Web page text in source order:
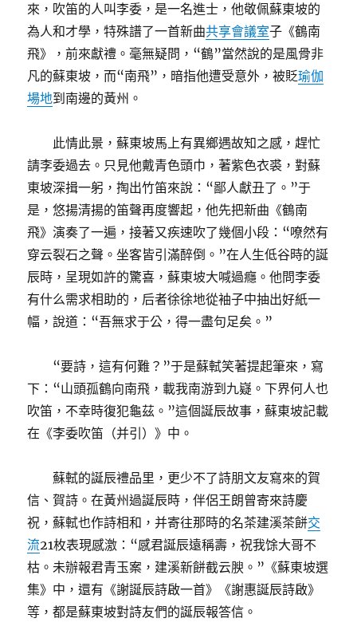
來，吹笛的人叫李委，是一名進士，他敬佩蘇東坡的
為人和才學，特殊譜了一首新曲共享會議室子《鶴南
飛》，前來獻禮。毫無疑問，“鶴”當然說的是風骨非
凡的蘇東坡，而“南飛”，暗指他遭受意外，被貶瑜伽
場地到南邊的黃州。
此情此景，蘇東坡馬上有異鄉遇故知之感，趕忙
請李委過去。只見他戴青色頭巾，著紫色衣裘，對蘇
東坡深揖一躬，掏出竹笛來說：“鄙人獻丑了。”于
是，悠揚清揚的笛聲再度響起，他先把新曲《鶴南
飛》演奏了一遍，接著又疾速吹了幾個小段：“嘹然有
穿云裂石之聲。坐客皆引滿醉倒。”在人生低谷時的誕
辰時，呈現如許的驚喜，蘇東坡大喊過癮。他問李委
有什么需求相助的，后者徐徐地從袖子中抽出好紙一
幅，說道：“吾無求于公，得一盡句足矣。”
“要詩，這有何難？”于是蘇軾笑著提起筆來，寫
下：“山頭孤鶴向南飛，載我南游到九嶷。下界何人也
吹笛，不幸時復犯龜茲。”這個誕辰故事，蘇東坡記載
在《李委吹笛（并引）》中。
蘇軾的誕辰禮品里，更少不了詩朋文友寫來的賀
信、賀詩。在黃州過誕辰時，伴侶王朗曾寄來詩慶
祝，蘇軾也作詩相和，并寄往那時的名茶建溪茶餅交
流21枚表現感激：“感君誕辰遠稱壽，祝我馀大哥不
枯。未辦報君青玉案，建溪新餅截云腴。”《蘇東坡選
集》中，還有《謝誕辰詩啟一首》《謝惠誕辰詩啟》
等，都是蘇東坡對詩友們的誕辰報答信。